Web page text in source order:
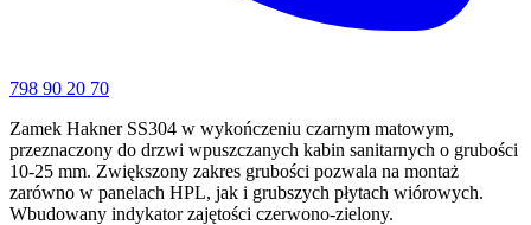
798 90 20 70
Zamek Hakner SS304 w wykończeniu czarnym matowym,
przeznaczony do drzwi wpuszczanych kabin sanitarnych o grubości
10-25 mm. Zwiększony zakres grubości pozwala na montaż
zarówno w panelach HPL, jak i grubszych płytach wiórowych.
Wbudowany indykator zajętości czerwono-zielony.